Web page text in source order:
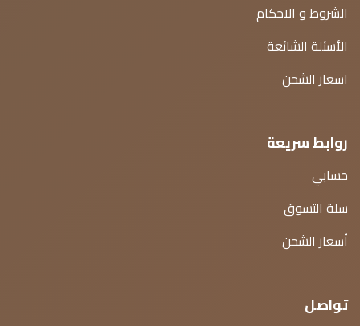
الشروط و الاحكام
الأسئلة الشائعة
اسعار الشحن
روابط سريعة
حسابي
سلة التسوق
أسعار الشحن
تواصل